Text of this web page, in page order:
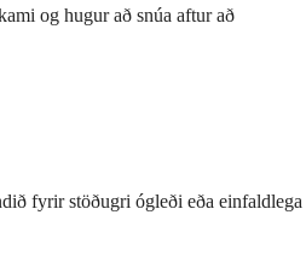
og hugur að snúa aftur að
fyrir stöðugri ógleði eða einfaldlega